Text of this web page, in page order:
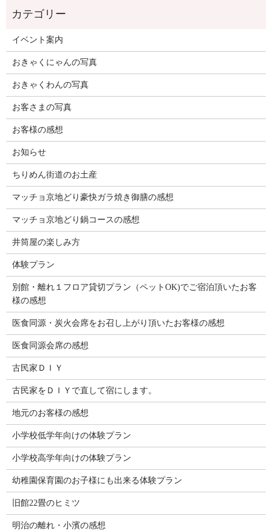
イベント案内
おきゃくにゃんの写真
おきゃくわんの写真
お客さまの写真
お客様の感想
お知らせ
ちりめん街道のお土産
マッチョ京地どり豪快ガラ焼き御膳の感想
マッチョ京地どり鍋コースの感想
井筒屋の楽しみ方
体験プラン
別館・離れ１フロア貸切プラン（ペットOK)でご宿泊頂いたお客
様の感想
医食同源・炭火会席をお召し上がり頂いたお客様の感想
医食同源会席の感想
古民家ＤＩＹ
古民家をＤＩＹで直して宿にします。
地元のお客様の感想
小学校低学年向けの体験プラン
小学校高学年向けの体験プラン
幼稚園保育園のお子様にも出来る体験プラン
旧館22畳のヒミツ
明治の離れ・小濱の感想